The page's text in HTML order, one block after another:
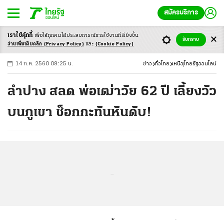
สมัครบริการ
-ก ก ก+
14 ก.ค. 2560 08:25 น. ข่าว ทั่วไทย เหนือ ไทยรัฐออนไลน์
ลำปาง สลด พ่อเฒ่าวัย 62 ปี เลี้ยงวัว
บนภูเขา ช็อกกะทันหันดับ!
เราใช้คุ้กกี้ เพื่อให้ทุกคนได้ประสบการณ์การใช้งานที่ดียิ่งขึ้น
อ่านเพิ่มเติมคลิก (Privacy Policy) และ (Cookie Policy)
รับทราบ